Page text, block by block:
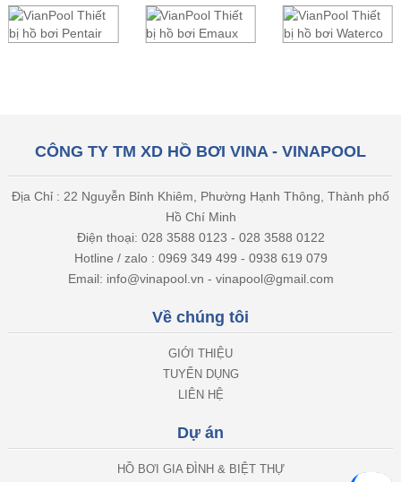
CÔNG TY TM XD HỒ BƠI VINA - VINAPOOL
Địa Chỉ : 22 Nguyễn Bỉnh Khiêm, Phường Hạnh Thông, Thành phố
Hồ Chí Minh
Điện thoại: 028 3588 0123 - 028 3588 0122
Hotline / zalo : 0969 349 499 - 0938 619 079
Email: info@vinapool.vn - vinapool@gmail.com
Về chúng tôi
GIỚI THIỆU
TUYỂN DỤNG
LIÊN HỆ
Dự án
HỒ BƠI GIA ĐÌNH & BIỆT THỰ